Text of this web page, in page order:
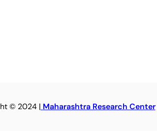
© 2024 | Maharashtra Research Center